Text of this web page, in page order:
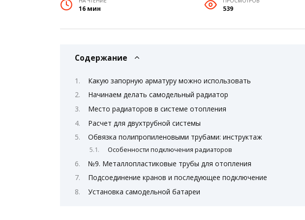
16 мин 539
Содержание
Какую запорную арматуру можно использовать
Начинаем делать самодельный радиатор
Место радиаторов в системе отопления
Расчет для двухтрубной системы
Обвязка полипропиленовыми трубами: инструктаж
Особенности подключения радиаторов
№9. Металлопластиковые трубы для отопления
Подсоединение кранов и последующее подключение
Установка самодельной батареи